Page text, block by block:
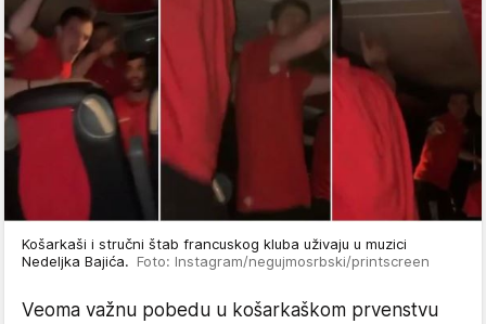
Košarkaši i stručni štab francuskog kluba uživaju u muzici
Nedeljka Bajića. Foto: Instagram/negujmosrbski/printscreen
Veoma važnu pobedu u košarkaškom prvenstvu